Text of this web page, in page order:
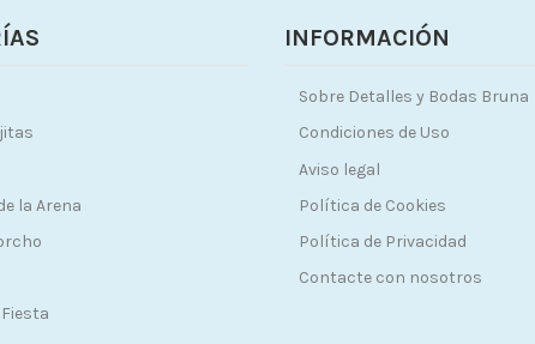
la Arena
INFORMACIÓN
Sobre Detalles y Bodas Bruna
Condiciones de Uso
Aviso legal
Política de Cookies
Política de Privacidad
Contacte con nosotros